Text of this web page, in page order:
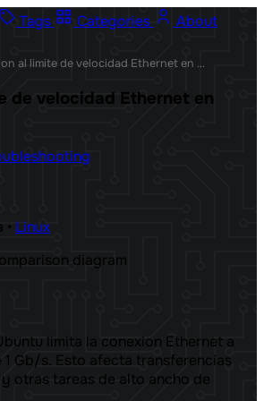
Tags Categories
About
Solucion al limite de velocidad Ethernet en Ubuntu 22.04
de velocidad Ethernet en
• Linux
limita la conexion Ethernet a
Gb/s. Esto afecta transferencias
otras tareas de alto ancho de